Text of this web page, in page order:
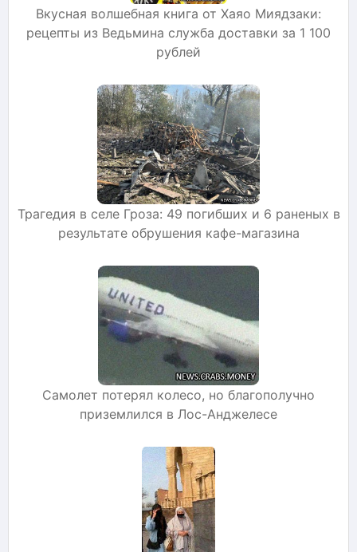
Вкусная волшебная книга от Хаяо Миядзаки:
рецепты из Ведьмина служба доставки за 1 100
рублей
Трагедия в селе Гроза: 49 погибших и 6 раненых в
результате обрушения кафе-магазина
Самолет потерял колесо, но благополучно
приземлился в Лос-Анджелесе